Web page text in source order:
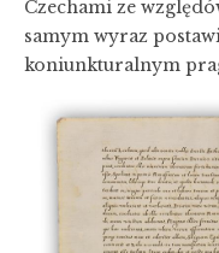
Czechami ze
samym wyraz
koniunkturalnym